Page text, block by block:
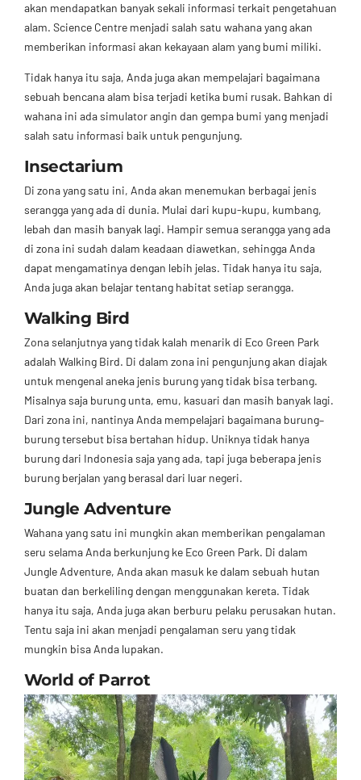
akan mendapatkan banyak sekali informasi terkait pengetahuan
alam. Science Centre menjadi salah satu wahana yang akan
memberikan informasi akan kekayaan alam yang bumi miliki.
Tidak hanya itu saja, Anda juga akan mempelajari bagaimana
sebuah bencana alam bisa terjadi ketika bumi rusak. Bahkan di
wahana ini ada simulator angin dan gempa bumi yang menjadi
salah satu informasi baik untuk pengunjung.
Insectarium
Di zona yang satu ini, Anda akan menemukan berbagai jenis
serangga yang ada di dunia. Mulai dari kupu-kupu, kumbang,
lebah dan masih banyak lagi. Hampir semua serangga yang ada
di zona ini sudah dalam keadaan diawetkan, sehingga Anda
dapat mengamatinya dengan lebih jelas. Tidak hanya itu saja,
Anda juga akan belajar tentang habitat setiap serangga.
Walking Bird
Zona selanjutnya yang tidak kalah menarik di Eco Green Park
adalah Walking Bird. Di dalam zona ini pengunjung akan diajak
untuk mengenal aneka jenis burung yang tidak bisa terbang.
Misalnya saja burung unta, emu, kasuari dan masih banyak lagi.
Dari zona ini, nantinya Anda mempelajari bagaimana burung–
burung tersebut bisa bertahan hidup. Uniknya tidak hanya
burung dari Indonesia saja yang ada, tapi juga beberapa jenis
burung berjalan yang berasal dari luar negeri.
Jungle Adventure
Wahana yang satu ini mungkin akan memberikan pengalaman
seru selama Anda berkunjung ke Eco Green Park. Di dalam
Jungle Adventure, Anda akan masuk ke dalam sebuah hutan
buatan dan berkeliling dengan menggunakan kereta. Tidak
hanya itu saja, Anda juga akan berburu pelaku perusakan hutan.
Tentu saja ini akan menjadi pengalaman seru yang tidak
mungkin bisa Anda lupakan.
World of Parrot